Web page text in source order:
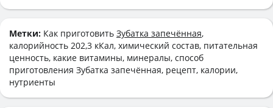
Метки: Как приготовить Зубатка запечённая,
калорийность 202,3 кКал, химический состав, питательная
ценность, какие витамины, минералы, способ
приготовления Зубатка запечённая, рецепт, калории,
нутриенты